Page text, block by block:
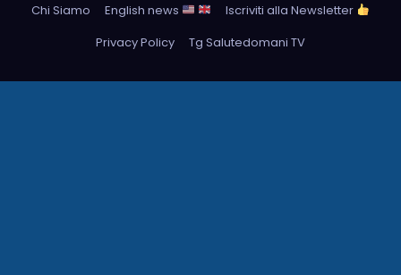
Chi Siamo
English news
Iscriviti alla Newsletter
Privacy Policy
Tg Salutedomani TV